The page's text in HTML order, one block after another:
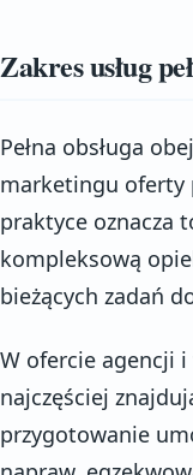
Zakres usług
Pełna obsługa
marketingu oferty
praktyce oznacza
kompleksową
bieżących zadań
W ofercie agencji
najczęściej
przygotowanie